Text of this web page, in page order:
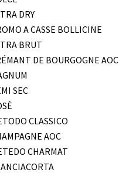
SICANA
DRY
A CASSE BOLLICINE
BRUT
DE BOURGOGNE AOC
SEC
CLASSICO
AOC
CHARMAT